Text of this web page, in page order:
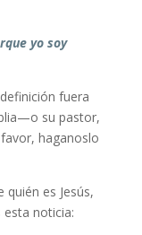
yo soy
fuera
su pastor,
haganoslo
quién es Jesús,
noticia: